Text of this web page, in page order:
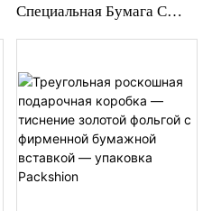
Специальная Бумага С
Элитной Упаковки -
Packshion Packaging.